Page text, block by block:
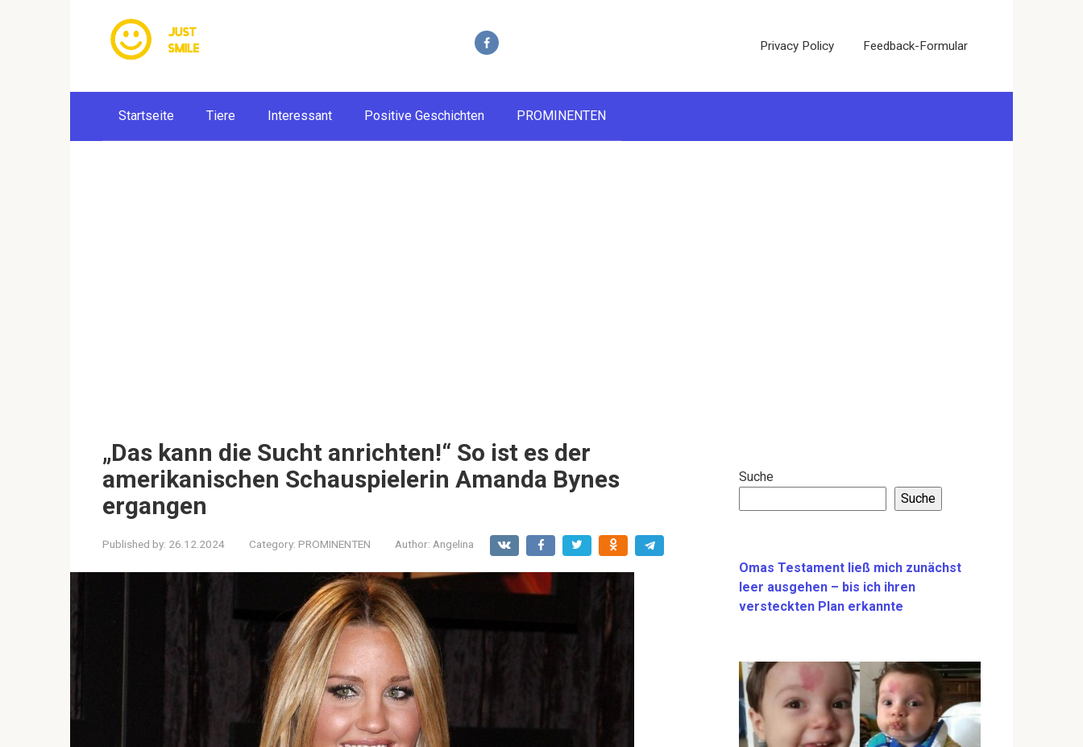
Privacy Policy Feedback-Formular
Startseite Tiere Interessant Positive Geschichten PROMINENTEN
„Das kann die Sucht anrichten!“ So ist es der
amerikanischen Schauspielerin Amanda Bynes
ergangen
Published by: 26.12.2024 Category: PROMINENTEN Author: Angelina
Suche
Suche
Omas Testament ließ mich zunächst
leer ausgehen – bis ich ihren
versteckten Plan erkannte